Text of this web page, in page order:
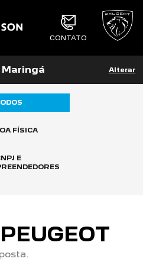
CONTATO
Alterar
FÍSICA
E